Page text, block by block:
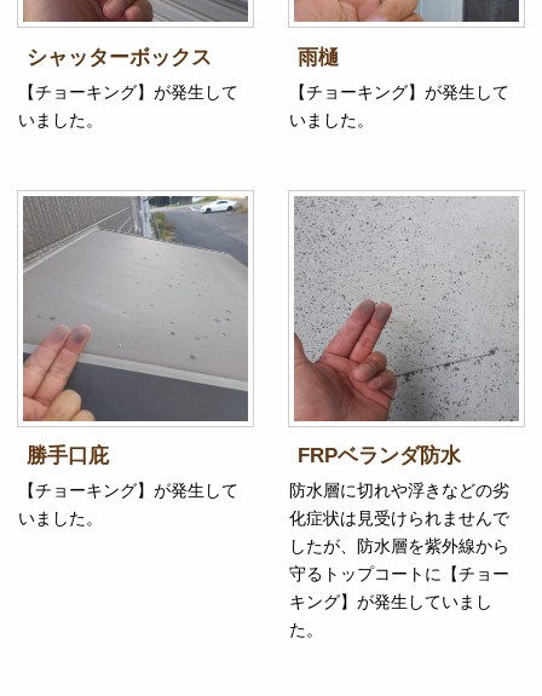
シャッターボックス
【チョーキング】が発生して
いました。
雨樋
【チョーキング】が発生して
いました。
勝手口庇
【チョーキング】が発生して
いました。
FRPベランダ防水
防水層に切れや浮きなどの劣
化症状は見受けられませんで
したが、防水層を紫外線から
守るトップコートに【チョー
キング】が発生していまし
た。